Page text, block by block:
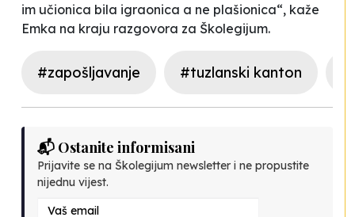
im učionica bila igraonica a ne plašionica“, kaže
Emka na kraju razgovora za Školegijum.
#zapošljavanje #tuzlanski kanton
📬 Ostanite informisani
Prijavite se na Školegijum newsletter i ne propustite
nijednu vijest.